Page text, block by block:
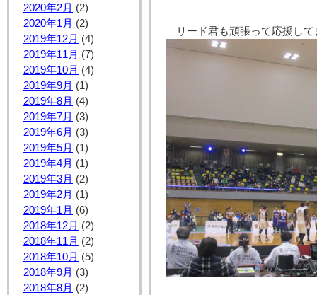
2020年2月 (2)
2020年1月 (2)
2019年12月 (4)
2019年11月 (7)
2019年10月 (4)
2019年9月 (1)
2019年8月 (4)
2019年7月 (3)
2019年6月 (3)
2019年5月 (1)
2019年4月 (1)
2019年3月 (2)
2019年2月 (1)
2019年1月 (6)
2018年12月 (2)
2018年11月 (2)
2018年10月 (5)
2018年9月 (3)
2018年8月 (2)
リード君も頑張って応援して